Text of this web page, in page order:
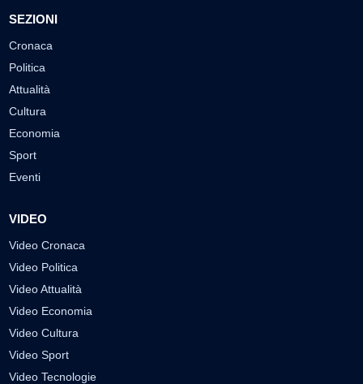
SEZIONI
Cronaca
Politica
Attualità
Cultura
Economia
Sport
Eventi
VIDEO
Video Cronaca
Video Politica
Video Attualità
Video Economia
Video Cultura
Video Sport
Video Tecnologie